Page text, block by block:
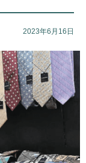
2023年6月16日